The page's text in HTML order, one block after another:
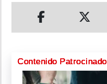
Contenido Patrocinado